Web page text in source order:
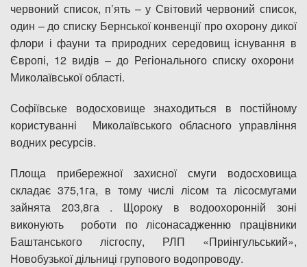
червоний список, п’ять – у Світовий червоний список,
один – до списку Бернської конвенції про охорону дикої
флори і фауни та природних середовищ існування в
Європі, 12 видів – до Регіонального списку охорони
Миколаївської області.
Софіївське водосховище знаходиться в постійному
користуванні Миколаївського обласного управління
водних ресурсів.
Площа прибережної захисної смуги водосховища
складає 375,1га, в тому числі лісом та лісосмугами
зайнята 203,8га . Щороку в водоохоронній зоні
виконують роботи по лісонасадженню працівники
Баштанського лісгоспу, РЛП «Приінгульський»,
Новобузької дільниці групового водопроводу.